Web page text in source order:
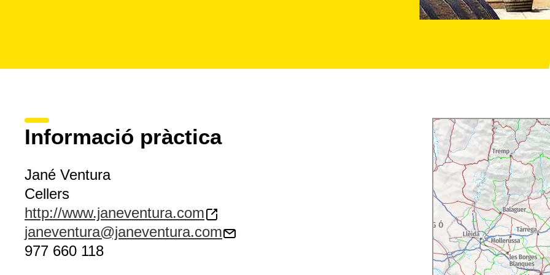
Informació pràctica
Jané Ventura
Cellers
http://www.janeventura.com
janeventura@janeventura.com
977 660 118